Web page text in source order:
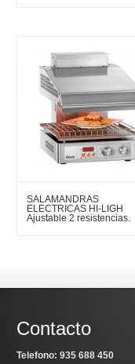
SALAMANDRAS
ELECTRICAS HI-LIGH
Ajustable 2 resistencias.
Contacto
Telefono: 935 688 450